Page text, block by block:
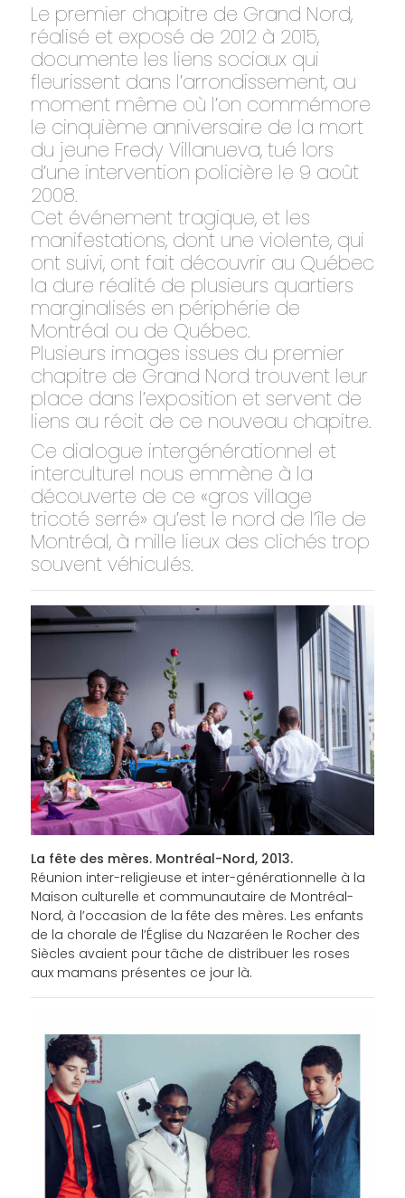
Le premier chapitre de Grand Nord,
réalisé et exposé de 2012 à 2015,
documente les liens sociaux qui
fleurissent dans l’arrondissement, au
moment même où l’on commémore
le cinquième anniversaire de la mort
du jeune Fredy Villanueva, tué lors
d’une intervention policière le 9 août
2008.
Cet événement tragique, et les
manifestations, dont une violente, qui
ont suivi, ont fait découvrir au Québec
la dure réalité de plusieurs quartiers
marginalisés en périphérie de
Montréal ou de Québec.
Plusieurs images issues du premier
chapitre de Grand Nord trouvent leur
place dans l’exposition et servent de
liens au récit de ce nouveau chapitre.
Ce dialogue intergénérationnel et
interculturel nous emmène à la
découverte de ce «gros village
tricoté serré» qu’est le nord de l’île de
Montréal, à mille lieux des clichés trop
souvent véhiculés.
La fête des mères. Montréal-Nord, 2013.
Réunion inter-religieuse et inter-générationnelle à la
Maison culturelle et communautaire de Montréal-
Nord, à l’occasion de la fête des mères. Les enfants
de la chorale de l’Église du Nazaréen le Rocher des
Siècles avaient pour tâche de distribuer les roses
aux mamans présentes ce jour là.